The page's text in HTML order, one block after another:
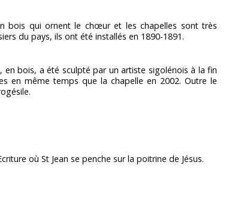
bois qui ornent le chœur et les chapelles sont très
du pays, ils ont été installés en 1890-1891.
en bois, a été sculpté par un artiste sigolénois à la fin
en même temps que la chapelle en 2002. Outre le
où St Jean se penche sur la poitrine de Jésus.